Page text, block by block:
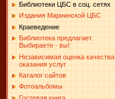
Библиотеки ЦБС в соц. сетях
Издания Мариинской ЦБС
Краеведение
Библиотека предлагает.
Выбираете - вы!
Независимая оценка качества
оказания услуг
Каталог сайтов
Фотоальбомы